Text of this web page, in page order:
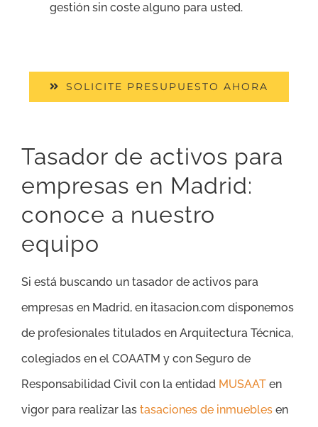
gestión sin coste alguno para usted.
SOLICITE PRESUPUESTO AHORA
Tasador de activos para
empresas en Madrid:
conoce a nuestro
equipo
Si está buscando un tasador de activos para
empresas en Madrid, en itasacion.com disponemos
de profesionales titulados en Arquitectura Técnica,
colegiados en el COAATM y con Seguro de
Responsabilidad Civil con la entidad MUSAAT en
vigor para realizar las tasaciones de inmuebles en